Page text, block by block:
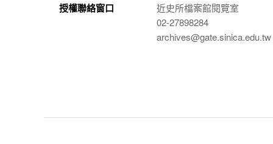
授權聯絡窗口
近史所檔案館閱覽室
02-27898284
archives@gate.sinica.edu.tw